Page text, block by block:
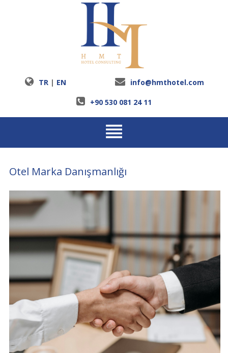
TR | EN info@hmthotel.com
+90 530 081 24 11
Otel Marka Danışmanlığı